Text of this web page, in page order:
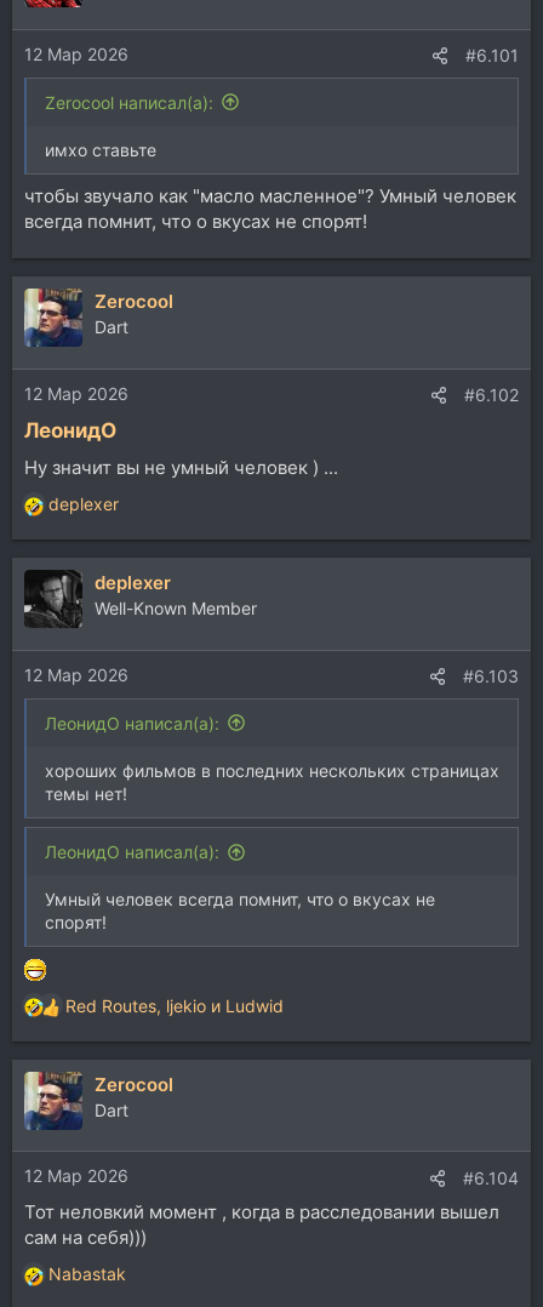
и
и
:12 Мар 2026 #6.101
Zerocool написал(а):
имхо ставьте
чтобы звучало как "масло масленное"? Умный человек
всегда помнит, что о вкусах не спорят!
Zerocool
Dart
12 Мар 2026 #6.102
ЛеонидО
Ну значит вы не умный человек ) ...
Р
е
а
ц
и
и
:
deplexer
deplexer
Well-Known Member
12 Мар 2026 #6.103
ЛеонидО написал(а):
хороших фильмов в последних нескольких страницах
темы нет!
ЛеонидО написал(а):
Умный человек всегда помнит, что о вкусах не
спорят!
Р
е
а
к
ц
и
и
:
Red Routes, ljekio и Ludwid
Zerocool
Dart
12 Мар 2026 #6.104
Тот неловкий момент , когда в расследовании вышел
сам на себя)))
Р
Nabastak